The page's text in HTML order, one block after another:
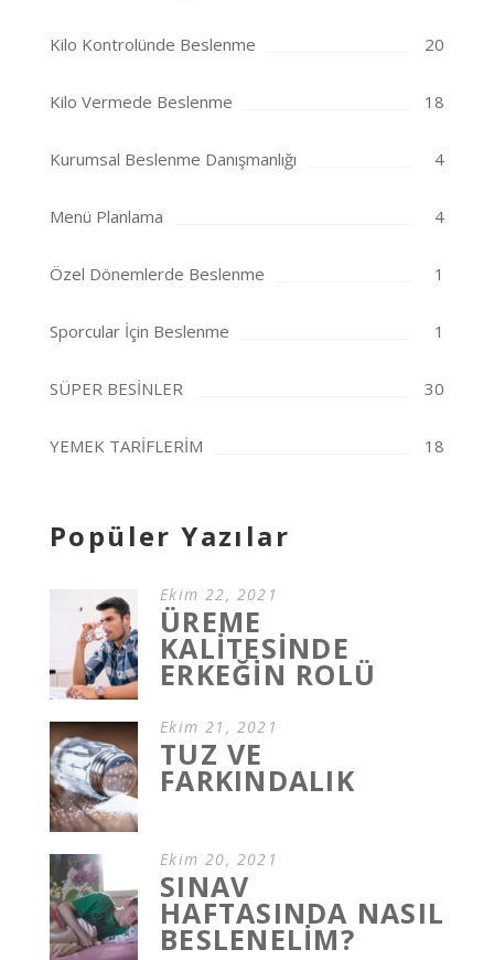
Kilo Kontrolünde Beslenme 20
Kilo Vermede Beslenme 18
Kurumsal Beslenme Danışmanlığı 4
Menü Planlama 4
Özel Dönemlerde Beslenme 1
Sporcular İçin Beslenme 1
SÜPER BESİNLER 30
YEMEK TARİFLERİM 18
Popüler Yazılar
Ekim 22, 2021
ÜREME
KALİTESİNDE
ERKEĞİN ROLÜ
Ekim 21, 2021
TUZ VE
FARKINDALIK
Ekim 20, 2021
SINAV
HAFTASINDA NASIL
BESLENELİM?